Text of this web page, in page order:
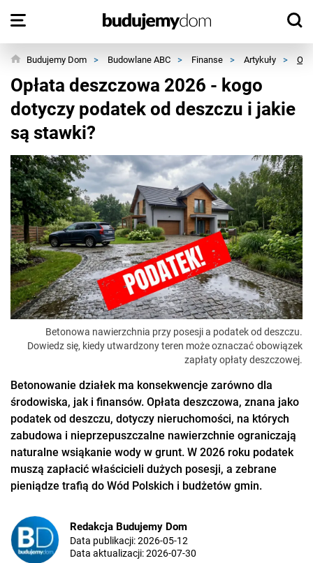
Budujemy Dom > Budowlane ABC > Finanse > Artykuły >
Opłata deszczowa 2026 - kogo
dotyczy podatek od deszczu i jakie
są stawki?
Betonowa nawierzchnia przy posesji a podatek od deszczu.
Dowiedz się, kiedy utwardzony teren może oznaczać obowiązek
zapłaty opłaty deszczowej.
Betonowanie działek ma konsekwencje zarówno dla
środowiska, jak i finansów. Opłata deszczowa, znana jako
podatek od deszczu, dotyczy nieruchomości, na których
zabudowa i nieprzepuszczalne nawierzchnie ograniczają
naturalne wsiąkanie wody w grunt. W 2026 roku podatek
muszą zapłacić właścicieli dużych posesji, a zebrane
pieniądze trafią do Wód Polskich i budżetów gmin.
Redakcja Budujemy Dom
Data publikacji:2026-05-12
Data aktualizacji:2026-07-30